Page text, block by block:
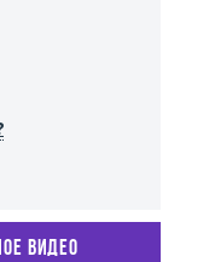
видео